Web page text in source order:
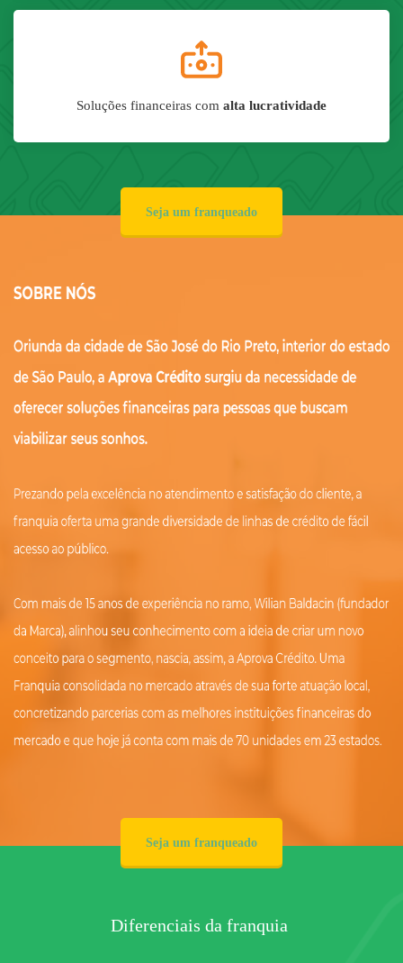
Soluções financeiras com alta lucratividade
Seja um franqueado
Seja um franqueado
Diferenciais da franquia